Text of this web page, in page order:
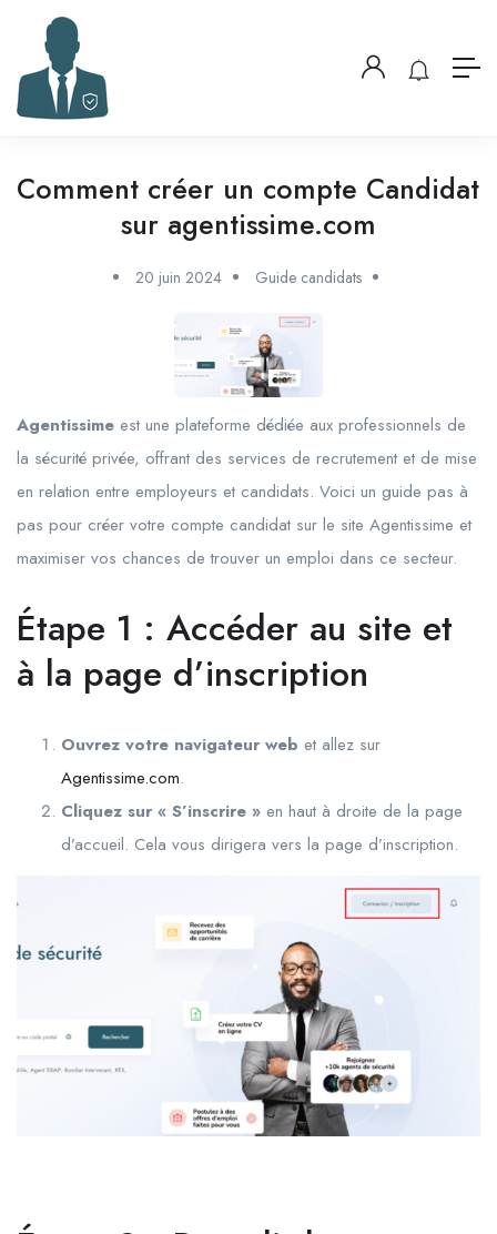
Comment créer un compte Candidat
sur agentissime.com
20 juin 2024 Guide candidats
Agentissime est une plateforme dédiée aux professionnels de
la sécurité privée, offrant des services de recrutement et de mise
en relation entre employeurs et candidats. Voici un guide pas à
pas pour créer votre compte candidat sur le site Agentissime et
maximiser vos chances de trouver un emploi dans ce secteur.
Étape 1 : Accéder au site et
à la page d’inscription
Ouvrez votre navigateur web et allez sur
Agentissime.com.
Cliquez sur « S’inscrire » en haut à droite de la page
d’accueil. Cela vous dirigera vers la page d’inscription.